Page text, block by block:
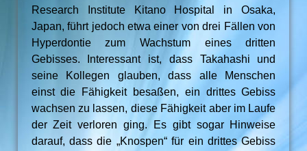
Research Institute Kitano Hospital in Osaka,
Japan, führt jedoch etwa einer von drei Fällen von
Hyperdontie zum Wachstum eines dritten
Gebisses. Interessant ist, dass Takahashi und
seine Kollegen glauben, dass alle Menschen
einst die Fähigkeit besaßen, ein drittes Gebiss
wachsen zu lassen, diese Fähigkeit aber im Laufe
der Zeit verloren ging. Es gibt sogar Hinweise
darauf, dass die „Knospen“ für ein drittes Gebiss